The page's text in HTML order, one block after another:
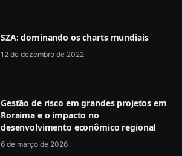
SZA: dominando os charts mundiais
12 de dezembro de 2022
Gestão de risco em grandes projetos em
Roraima e o impacto no
desenvolvimento econômico regional
6 de março de 2026